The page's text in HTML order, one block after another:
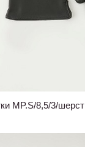
MP.S/8,5/3/